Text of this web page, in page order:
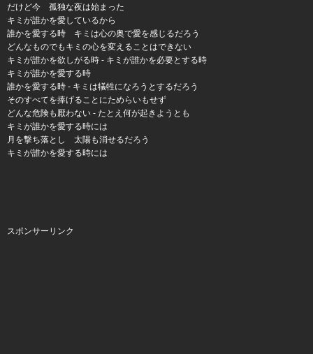
だけど今 孤独な夜は始まった
キミが誰かを愛しているから
誰かを愛する時 キミは心の奥で愛を感じるだろう
どんなものでもキミの心を変えることはできない
キミが誰かを欲しがる時 - キミが誰かを必要とする時
キミが誰かを愛する時
誰かを愛する時 - キミは犠牲になろうとするだろう
そのすべてを捧げることにためらいもせず
どんな危険も厭わない - たとえ何が起きようとも
キミが誰かを愛する時には
月を撃ち落とし 太陽も消せるだろう
キミが誰かを愛する時には
スポンサーリンク